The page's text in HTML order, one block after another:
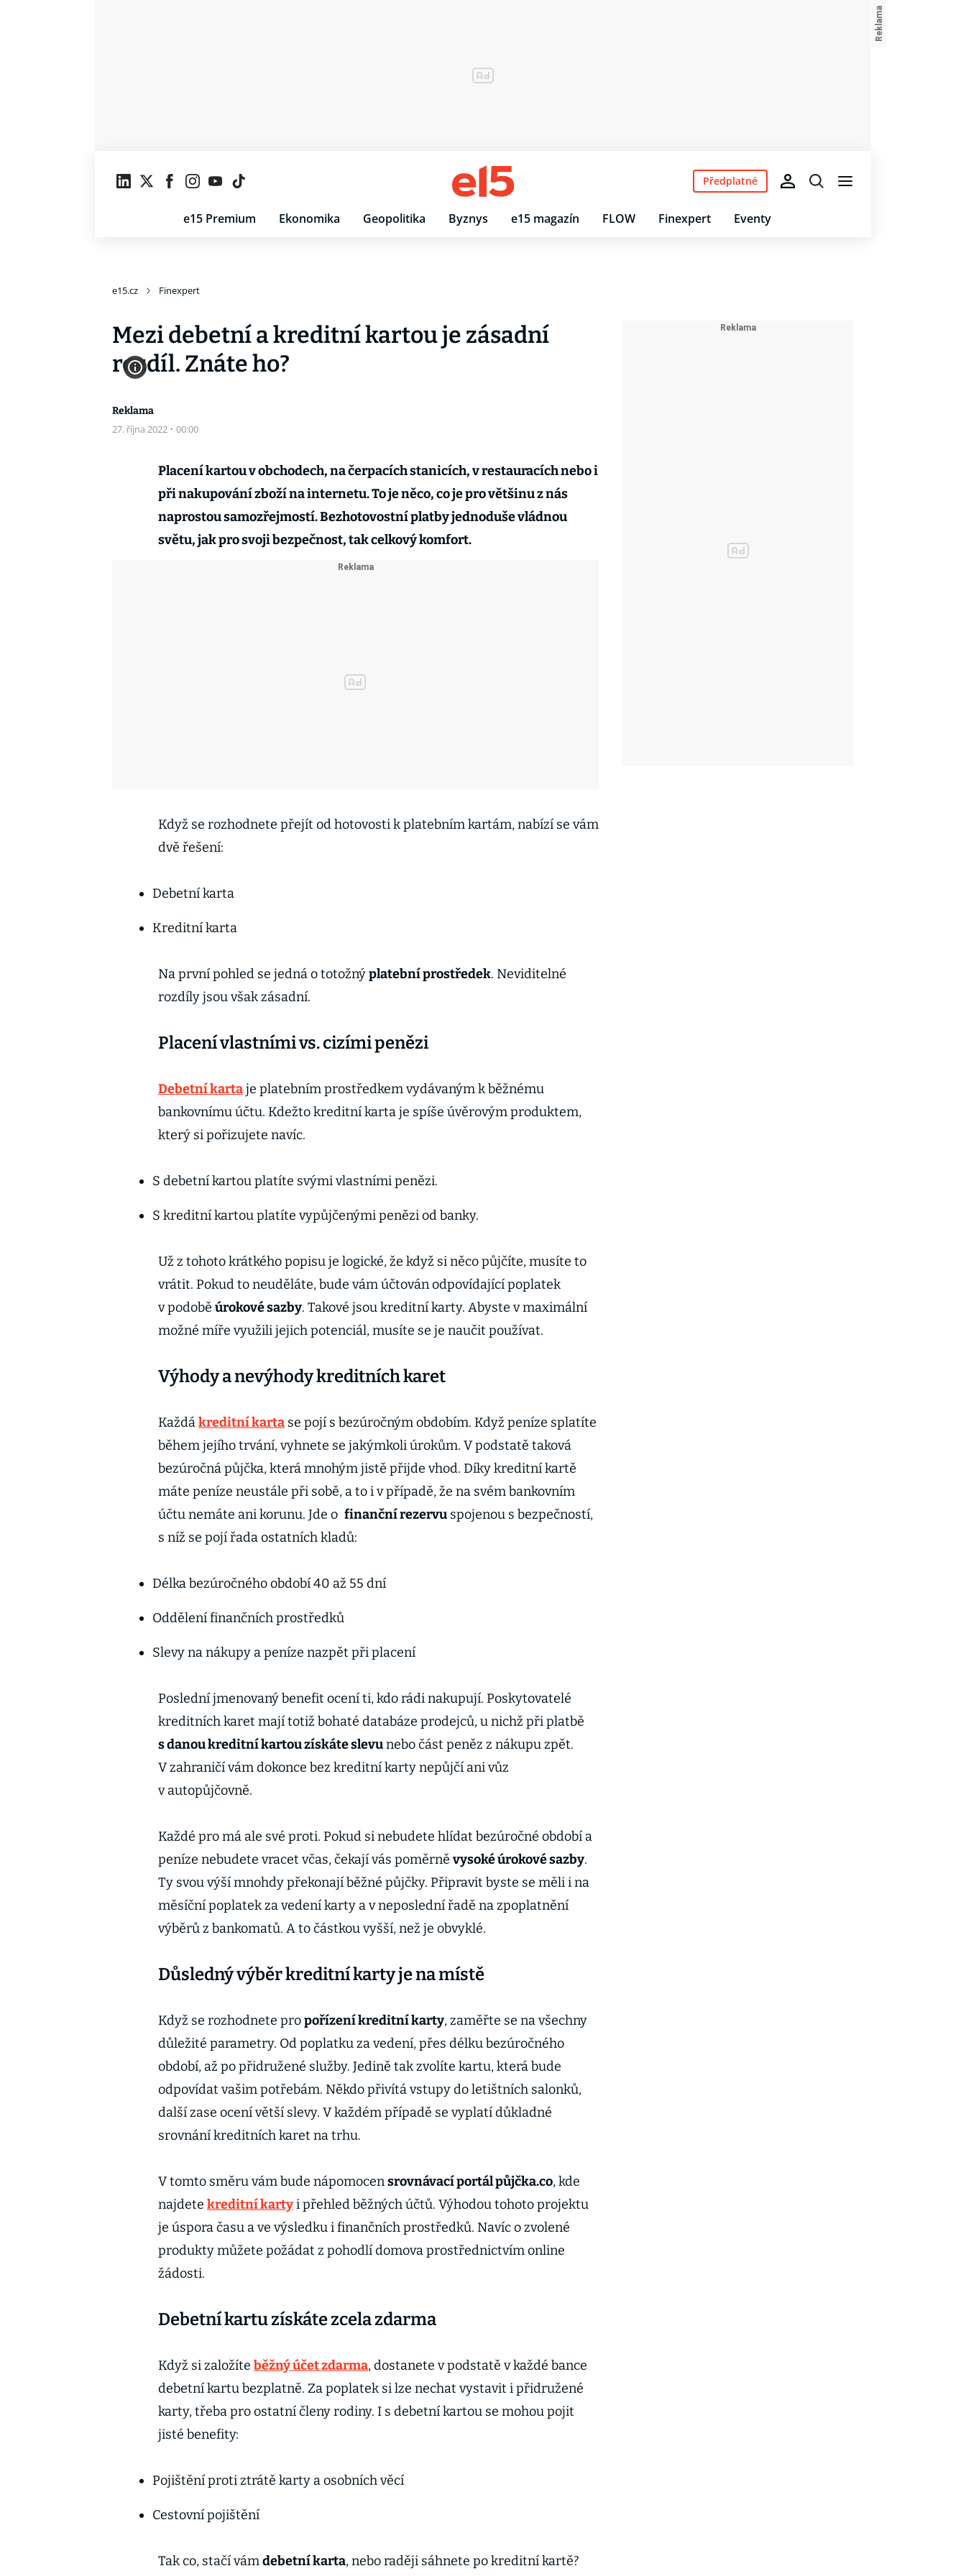
e15 Premium Ekonomika Geopolitika Byznys e15 magazín FLOW Finexpert Eventy
Předplatné
e15.cz Finexpert
Mezi debetní a kreditní kartou je zásadní
rozdíl. Znáte ho?
Reklama
27. října 2022 · 00:00
Placení kartou v obchodech, na čerpacích stanicích, v restauracích nebo i
při nakupování zboží na internetu. To je něco, co je pro většinu z nás
naprostou samozřejmostí. Bezhotovostní platby jednoduše vládnou
světu, jak pro svoji bezpečnost, tak celkový komfort.
Když se rozhodnete přejít od hotovosti k platebním kartám, nabízí se vám
dvě řešení:
Debetní karta
Kreditní karta
Na první pohled se jedná o totožnýplatební prostředek. Neviditelné
rozdíly jsou však zásadní.
Placení vlastními vs. cizími penězi
Debetní kartaje platebním prostředkem vydávaným k běžnému
bankovnímu účtu. Kdežto kreditní karta je spíše úvěrovým produktem,
který si pořizujete navíc.
S debetní kartou platíte svými vlastními penězi.
S kreditní kartou platíte vypůjčenými penězi od banky.
Už z tohoto krátkého popisu je logické, že když si něco půjčíte, musíte to
vrátit. Pokud to neuděláte, bude vám účtován odpovídající poplatek
v podobě úrokové sazby. Takové jsou kreditní karty. Abyste v maximální
možné míře využili jejich potenciál, musíte se je naučit používat.
Výhody a nevýhody kreditních karet
Každákreditní karta se pojí s bezúročným obdobím. Když peníze splatíte
během jejího trvání, vyhnete se jakýmkoli úrokům. V podstatě taková
bezúročná půjčka, která mnohým jistě přijde vhod. Díky kreditní kartě
máte peníze neustále při sobě, a to i v případě, že na svém bankovním
účtu nemáte ani korunu. Jde o finanční rezervuspojenou s bezpečností,
s níž se pojí řada ostatních kladů:
Délka bezúročného období 40 až 55 dní
Oddělení finančních prostředků
Slevy na nákupy a peníze nazpět při placení
Poslední jmenovaný benefit ocení ti, kdo rádi nakupují. Poskytovatelé
kreditních karet mají totiž bohaté databáze prodejců, u nichž při platbě
s danou kreditní kartou získáte slevunebo část peněz z nákupu zpět.
V zahraničí vám dokonce bez kreditní karty nepůjčí ani vůz
v autopůjčovně.
Každé pro má ale své proti. Pokud si nebudete hlídat bezúročné období a
peníze nebudete vracet včas, čekají vás poměrně vysoké úrokové sazby.
Ty svou výší mnohdy překonají běžné půjčky. Připravit byste se měli i na
měsíční poplatek za vedení karty a v neposlední řadě na zpoplatnění
výběrů z bankomatů. A to částkou vyšší, než je obvyklé.
Důsledný výběr kreditní karty je na místě
Když se rozhodnete propořízení kreditní karty, zaměřte se na všechny
důležité parametry. Od poplatku za vedení, přes délku bezúročného
období, až po přidružené služby. Jedině tak zvolíte kartu, která bude
odpovídat vašim potřebám. Někdo přivítá vstupy do letištních salonků,
další zase ocení větší slevy. V každém případě se vyplatí důkladné
srovnání kreditních karet na trhu.
V tomto směru vám bude nápomocensrovnávací portál půjčka.co, kde
najdete kreditní kartyi přehled běžných účtů. Výhodou tohoto projektu
je úspora času a ve výsledku i finančních prostředků. Navíc o zvolené
produkty můžete požádat z pohodlí domova prostřednictvím online
žádosti.
Debetní kartu získáte zcela zdarma
Když si založíte běžný účet zdarma, dostanete v podstatě v každé bance
debetní kartu bezplatně. Za poplatek si lze nechat vystavit i přidružené
karty, třeba pro ostatní členy rodiny. I s debetní kartou se mohou pojit
jisté benefity:
Pojištění proti ztrátě karty a osobních věcí
Cestovní pojištění
Tak co, stačí vámdebetní karta, nebo raději sáhnete po kreditní kartě?